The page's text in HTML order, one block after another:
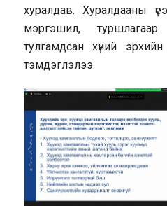
хуралдав. Хуралдааны
мэргэшил,
тулгамдсан хүний
тэмдэглэлээ.